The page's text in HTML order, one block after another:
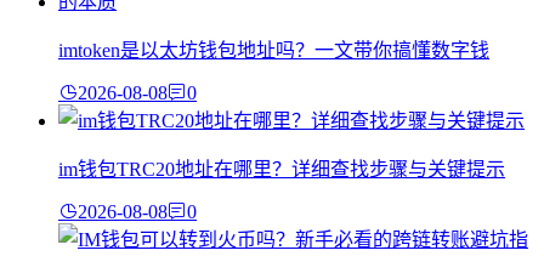
imtoken是以太坊钱包地址吗？一文带你搞懂数字钱
2026-08-08 0
im钱包TRC20地址在哪里？详细查找步骤与关键提示
2026-08-08 0